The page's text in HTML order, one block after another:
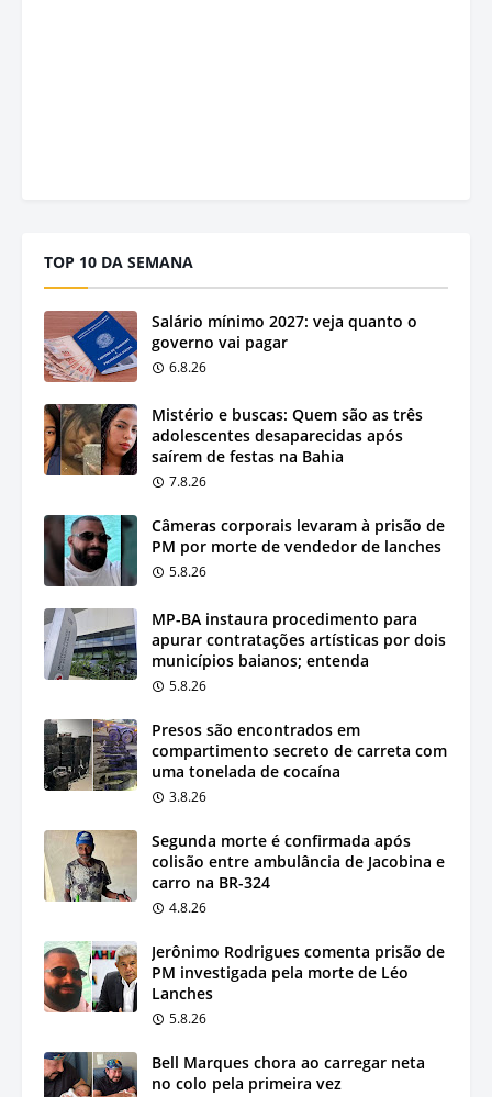
TOP 10 DA SEMANA
Salário mínimo 2027: veja quanto o
governo vai pagar
6.8.26
Mistério e buscas: Quem são as três
adolescentes desaparecidas após
saírem de festas na Bahia
7.8.26
Câmeras corporais levaram à prisão de
PM por morte de vendedor de lanches
5.8.26
MP-BA instaura procedimento para
apurar contratações artísticas por dois
municípios baianos; entenda
5.8.26
Presos são encontrados em
compartimento secreto de carreta com
uma tonelada de cocaína
3.8.26
Segunda morte é confirmada após
colisão entre ambulância de Jacobina e
carro na BR-324
4.8.26
Jerônimo Rodrigues comenta prisão de
PM investigada pela morte de Léo
Lanches
5.8.26
Bell Marques chora ao carregar neta
no colo pela primeira vez